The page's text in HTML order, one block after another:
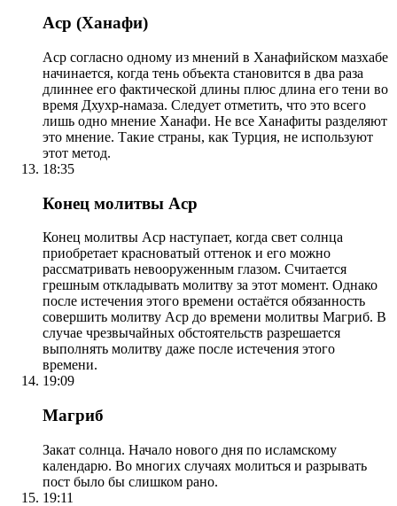
Аср (Ханафи)
Аср согласно одному из мнений в Ханафийском мазхабе
начинается, когда тень объекта становится в два раза
длиннее его фактической длины плюс длина его тени во
время Дхухр-намаза. Следует отметить, что это всего
лишь одно мнение Ханафи. Не все Ханафиты разделяют
это мнение. Такие страны, как Турция, не используют
этот метод.
18:35
Конец молитвы Аср
Конец молитвы Аср наступает, когда свет солнца
приобретает красноватый оттенок и его можно
рассматривать невооруженным глазом. Считается
грешным откладывать молитву за этот момент. Однако
после истечения этого времени остаётся обязанность
совершить молитву Аср до времени молитвы Магриб. В
случае чрезвычайных обстоятельств разрешается
выполнять молитву даже после истечения этого
времени.
19:09
Магриб
Закат солнца. Начало нового дня по исламскому
календарю. Во многих случаях молиться и разрывать
пост было бы слишком рано.
19:11